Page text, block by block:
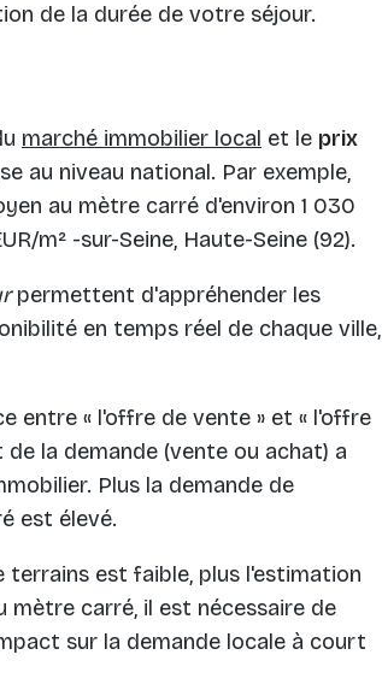
de la durée de votre séjour.
marché immobilier local et le prix
au niveau national. Par exemple,
au mètre carré d'environ 1 030
m² -sur-Seine, Haute-Seine (92).
permettent d'appréhender les
en temps réel de chaque ville,
entre « l'offre de vente » et « l'offre
la demande (vente ou achat) a
Plus la demande de
est élevé.
terrains est faible, plus l'estimation
mètre carré, il est nécessaire de
sur la demande locale à court